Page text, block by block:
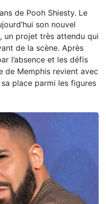
de Pooh Shiesty. Le
son nouvel
un projet très attendu qui
de la scène. Après
l’absence et les défis
de Memphis revient avec
place parmi les figures